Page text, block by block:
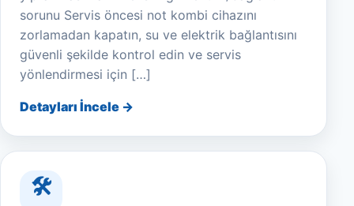
sorunu Servis öncesi not kombi cihazını
zorlamadan kapatın, su ve elektrik bağlantısını
güvenli şekilde kontrol edin ve servis
yönlendirmesi için […]
Detayları İncele →